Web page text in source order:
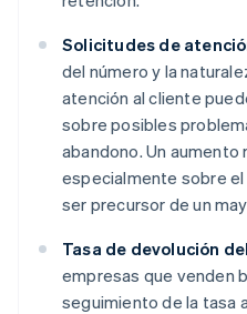
Solicitudes de
del número y la
atención al cliente
sobre posibles
abandono. Un
especialmente sobre
ser precursor de un
Tasa de devolución
empresas que venden
seguimiento de la tasa